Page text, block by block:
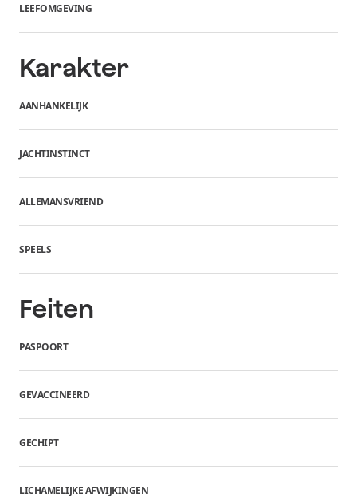
LEEFOMGEVING
Karakter
AANHANKELIJK
JACHTINSTINCT
ALLEMANSVRIEND
SPEELS
Feiten
PASPOORT
GEVACCINEERD
GECHIPT
LICHAMELIJKE AFWIJKINGEN